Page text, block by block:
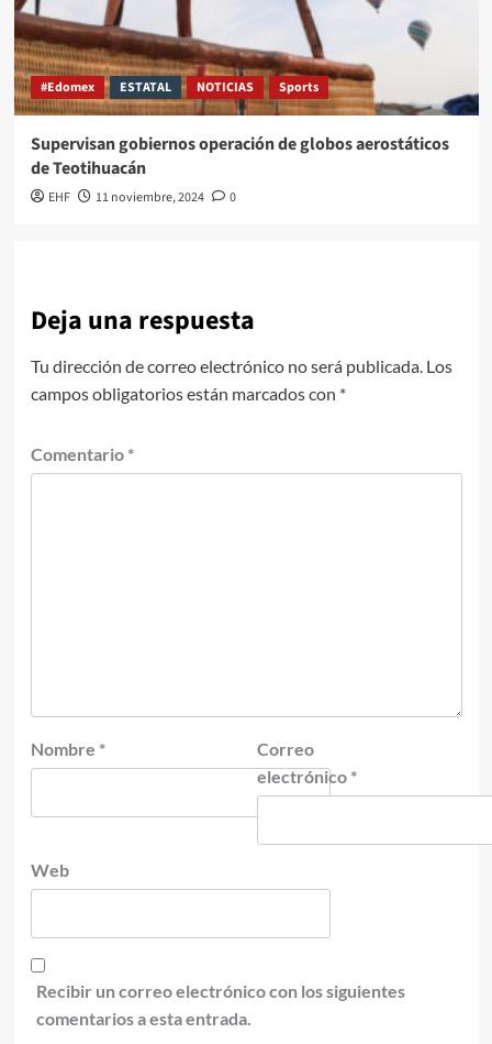
#Edomex ESTATAL NOTICIAS Sports
Supervisan gobiernos operación de globos aerostáticos
de Teotihuacán
EHF 11 noviembre, 2024 0
Deja una respuesta
Tu dirección de correo electrónico no será publicada. Los
campos obligatorios están marcados con *
Comentario *
Nombre *
Correo
electrónico *
Web
Recibir un correo electrónico con los siguientes
comentarios a esta entrada.